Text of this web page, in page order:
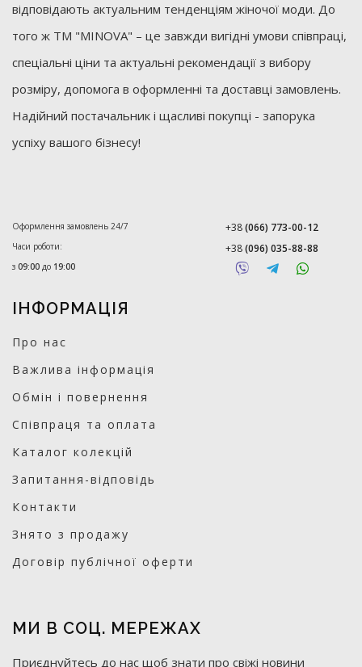
відповідають актуальним тенденціям жіночої моди. До
того ж ТМ "MINOVA" – це завжди вигідні умови співпраці,
спеціальні ціни та актуальні рекомендації з вибору
розміру, допомога в оформленні та доставці замовлень.
Надійний постачальник і щасливі покупці - запорука
успіху вашого бізнесу!
Оформлення замовлень 24/7
Часи роботи:
з 09:00 до 19:00
+38(066) 773-00-12
+38(096) 035-88-88
ІНФОРМАЦІЯ
Про нас
Важлива інформація
Обмін і повернення
Співпраця та оплата
Каталог колекцій
Запитання-відповідь
Контакти
Знято з продажу
Договір публічної оферти
МИ В СОЦ. МЕРЕЖАХ
Приєднуйтесь до нас щоб знати про свіжі новини